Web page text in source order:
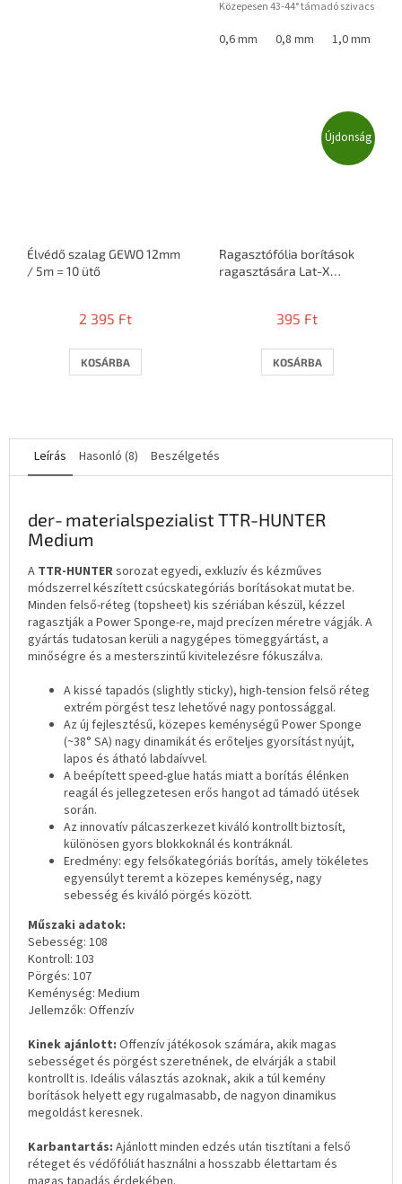
Közepesen 43-44° támadó szivacs
0,6 mm 0,8 mm 1,0 mm
Élvédő szalag GEWO 12mm
/ 5m = 10 ütő
2 395 Ft
KOSÁRBA
Újdonság
Ragasztófólia borítások
ragasztására Lat-X
395 Ft
KOSÁRBA
Leírás Hasonló (8) Beszélgetés
der‐materialspezialist TTR-HUNTER
Medium
A TTR-HUNTERsorozat egyedi, exkluzív és kézműves
módszerrel készített csúcskategóriás borításokat mutat be.
Minden felső-réteg (topsheet) kis szériában készül, kézzel
ragasztják a Power Sponge-re, majd precízen méretre vágják. A
gyártás tudatosan kerüli a nagygépes tömeggyártást, a
minőségre és a mesterszintű kivitelezésre fókuszálva.
A kissé tapadós (slightly sticky), high-tension felső réteg
extrém pörgést tesz lehetővé nagy pontossággal.
Az új fejlesztésű, közepes keménységű Power Sponge
(~38° SA) nagy dinamikát és erőteljes gyorsítást nyújt,
lapos és átható labdaívvel.
A beépített speed-glue hatás miatt a borítás élénken
reagál és jellegzetesen erős hangot ad támadó ütések
során.
Az innovatív pálcaszerkezet kiváló kontrollt biztosít,
különösen gyors blokkoknál és kontráknál.
Eredmény: egy felsőkategóriás borítás, amely tökéletes
egyensúlyt teremt a közepes keménység, nagy
sebesség és kiváló pörgés között.
Műszaki adatok:
Sebesség: 108
Kontroll: 103
Pörgés: 107
Keménység: Medium
Jellemzők: Offenzív
Kinek ajánlott: Offenzív játékosok számára, akik magas
sebességet és pörgést szeretnének, de elvárják a stabil
kontrollt is. Ideális választás azoknak, akik a túl kemény
borítások helyett egy rugalmasabb, de nagyon dinamikus
megoldást keresnek.
Karbantartás: Ajánlott minden edzés után tisztítani a felső
réteget és védőfóliát használni a hosszabb élettartam és